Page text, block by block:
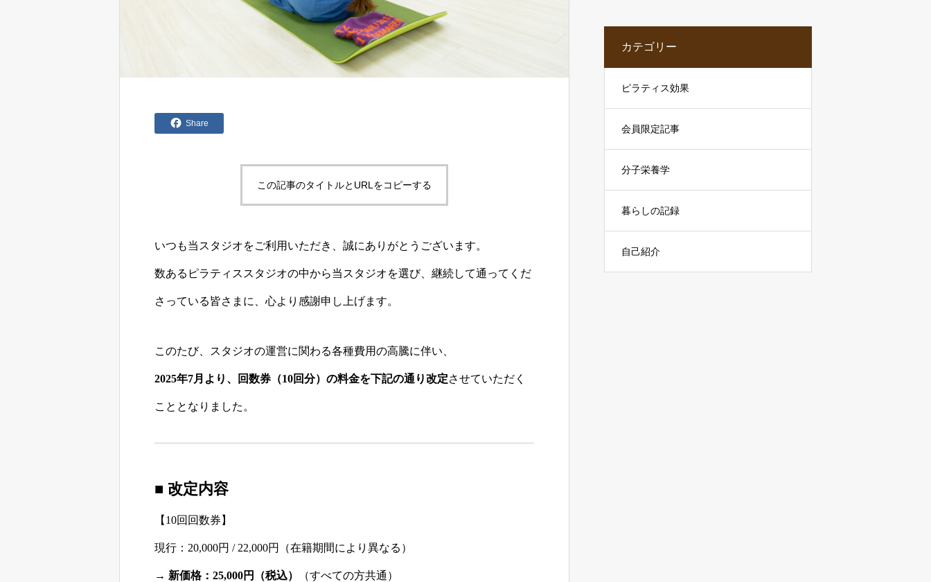
Share
この記事のタイトルとURLをコピーする
いつも当スタジオをご利用いただき、誠にありがとうございます。
数あるピラティススタジオの中から当スタジオを選び、継続して通ってくだ
さっている皆さまに、心より感謝申し上げます。
このたび、スタジオの運営に関わる各種費用の高騰に伴い、
2025年7月より、回数券（10回分）の料金を下記の通り改定させていただく
こととなりました。
■ 改定内容
【10回回数券】
現行：20,000円 / 22,000円（在籍期間により異なる）
→ 新価格：25,000円（税込） （すべての方共通）
カテゴリー
ピラティス効果
会員限定記事
分子栄養学
暮らしの記録
自己紹介